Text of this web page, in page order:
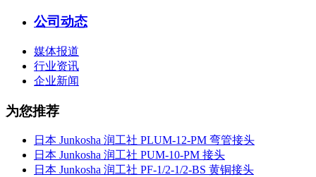
公司动态
媒体报道
行业资讯
企业新闻
为您推荐
日本 Junkosha 润工社 PLUM-12-PM 弯管接头
日本 Junkosha 润工社 PUM-10-PM 接头
日本 Junkosha 润工社 PF-1/2-1/2-BS 黄铜接头